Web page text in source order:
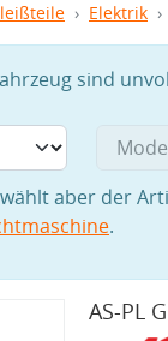
Elektrik
sind
aber der
.
AS-PL